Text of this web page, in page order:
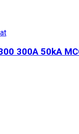
300A 50kA